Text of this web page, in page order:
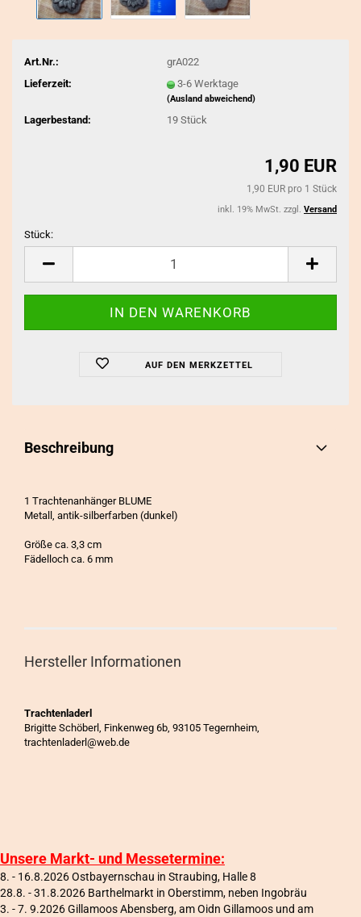
Art.Nr.:
grA022
Lieferzeit:
3-6 Werktage
(Ausland abweichend)
Lagerbestand: 19 Stück
1,90 EUR
1,90 EUR pro 1 Stück
inkl. 19% MwSt. zzgl. Versand
Stück:
AUF DEN MERKZETTEL
Beschreibung
1 Trachtenanhänger BLUME
Metall, antik-silberfarben (dunkel)
Größe ca. 3,3 cm
Fädelloch ca. 6 mm
Hersteller Informationen
Trachtenladerl
Brigitte Schöberl, Finkenweg 6b, 93105 Tegernheim,
trachtenladerl@web.de
Unsere Markt- und Messetermine:
8. - 16.8.2026 Ostbayernschau in Straubing, Halle 8
28.8. - 31.8.2026 Barthelmarkt in Oberstimm, neben Ingobräu
3. - 7. 9.2026 Gillamoos Abensberg, am Oidn Gillamoos und am